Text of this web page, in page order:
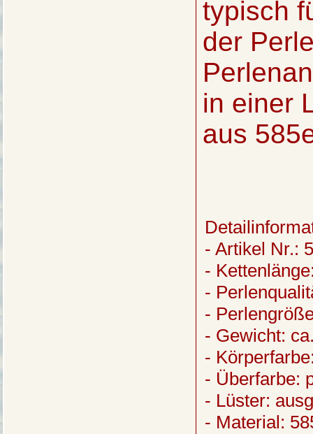
typisch
der
in einer
aus
- Artikel Nr.:
-
-
-
- Gewicht:
-
- Überfarbe:
- Lüster:
- Material: